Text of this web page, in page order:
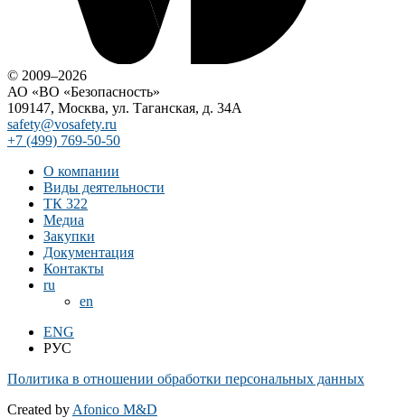
© 2009–2026
АО «ВО «Безопасность»
109147, Москва, ул. Таганская, д. 34А
safety@vosafety.ru
+7 (499) 769-50-50
О компании
Виды деятельности
ТК 322
Медиа
Закупки
Документация
Контакты
ru
en
ENG
РУС
Политика в отношении обработки персональных данных
Created by Afonico M&D